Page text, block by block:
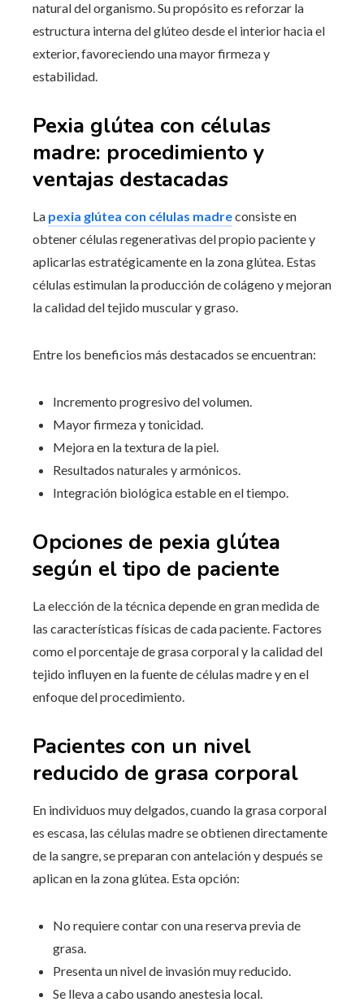
natural del organismo. Su propósito es reforzar la
estructura interna del glúteo desde el interior hacia el
exterior, favoreciendo una mayor firmeza y
estabilidad.
Pexia glútea con células
madre: procedimiento y
ventajas destacadas
La pexia glútea con células madreconsiste en
obtener células regenerativas del propio paciente y
aplicarlas estratégicamente en la zona glútea. Estas
células estimulan la producción de colágeno y mejoran
la calidad del tejido muscular y graso.
Entre los beneficios más destacados se encuentran:
Incremento progresivo del volumen.
Mayor firmeza y tonicidad.
Mejora en la textura de la piel.
Resultados naturales y armónicos.
Integración biológica estable en el tiempo.
Opciones de pexia glútea
según el tipo de paciente
La elección de la técnica depende en gran medida de
las características físicas de cada paciente. Factores
como el porcentaje de grasa corporal y la calidad del
tejido influyen en la fuente de células madre y en el
enfoque del procedimiento.
Pacientes con un nivel
reducido de grasa corporal
En individuos muy delgados, cuando la grasa corporal
es escasa, las células madre se obtienen directamente
de la sangre, se preparan con antelación y después se
aplican en la zona glútea. Esta opción:
No requiere contar con una reserva previa de
grasa.
Presenta un nivel de invasión muy reducido.
Se lleva a cabo usando anestesia local.